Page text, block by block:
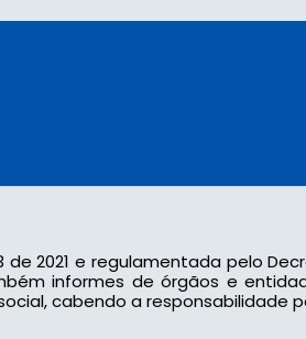
2021 e regulamentada pelo
informes de órgãos e
cabendo a responsabilidade